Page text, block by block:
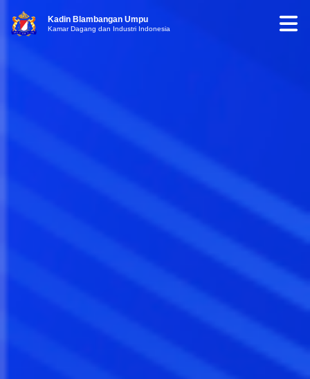
Kadin Blambangan Umpu
Kamar Dagang dan Industri Indonesia